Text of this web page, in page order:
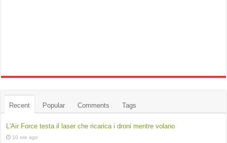
Recent Popular Comments Tags
L'Air Force testa il laser che ricarica i droni mentre volano
10 ore ago